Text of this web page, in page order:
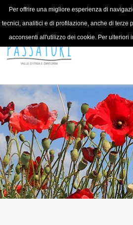
Per offrire una migliore esperienza di
tecnici, analitici e di profilazione, anche di terze
acconsenti all'utilizzo dei cookie. Per ulteriori
Per